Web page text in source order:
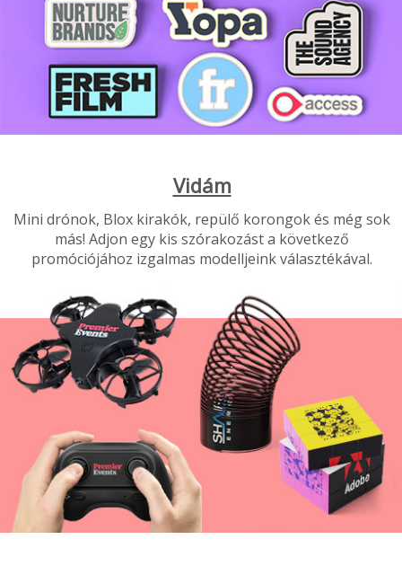
Vidám
Mini drónok, Blox kirakók, repülő korongok és még sok
más! Adjon egy kis szórakozást a következő
promóciójához izgalmas modelljeink választékával.